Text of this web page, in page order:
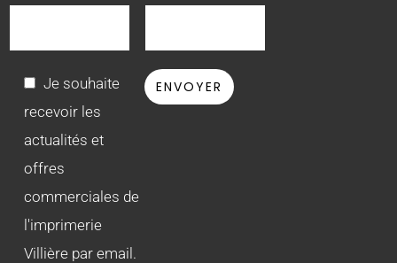
Je souhaite
recevoir les
actualités et
offres
commerciales de
l'imprimerie
Villière par email.